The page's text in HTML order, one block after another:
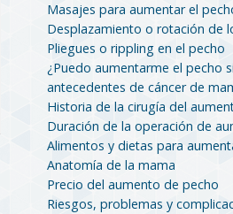
Masajes para aumentar el
Desplazamiento o rotación de
Pliegues o rippling en el pecho
¿Puedo aumentarme el pecho
antecedentes de cáncer de
Historia de la cirugía del
Duración de la operación de
Alimentos y dietas para
Anatomía de la mama
Precio del aumento de pecho
Riesgos, problemas y